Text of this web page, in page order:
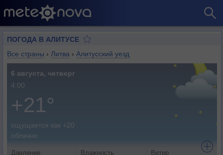
ПОГОДА В АЛИТУСЕ
Все страны › Литва › Алитусский уезд
6 августа, четверг
4:00
+21°
ощущается как +20
облачно
Давление Влажность Ветер